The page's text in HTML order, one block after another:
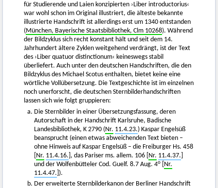
für Studierende und Laien konzipierten ›Liber introductorius‹
war wohl schon im Original illustriert, die älteste bekannte
illustrierte Handschrift ist allerdings erst um 1340 entstanden
(München, Bayerische Staatsbibliothek, Clm 10268). Während
der Bildzyklus sich recht konstant hält und seit dem 14.
Jahrhundert ältere Zyklen weitgehend verdrängt, ist der Text
des ›Liber quatuor distinctionum‹ keineswegs stabil
überliefert. Auch unter den deutschen Handschriften, die den
Bildzyklus des Michael Scotus enthalten, bietet keine eine
wörtliche Vollübersetzung. Die Textgeschichte ist im einzelnen
noch unerforscht, die deutschen Sternbilderhandschriften
lassen sich wie folgt gruppieren:
Die Sternbilder in einer Übersetzungsfassung, deren
Autorschaft in der Handschrift Karlsruhe, Badische
Landesbibliothek, K 2790 (Nr. 11.4.23.) Kaspar Engelsüß
beansprucht (einen etwas abweichenden Text bieten –
ohne Hinweis auf Kaspar Engelsüß – die Freiburger Hs. 458
Nr. 11.4.16. ], das Pariser ms. allem. 106 [ Nr. 11.4.37.
und der Wolfenbütteler Cod. Guelf. 8.7 Aug. 4o
Nr.
11.4.47. ]).
Der erweiterte Sternbilderkanon der Berliner Handschrift